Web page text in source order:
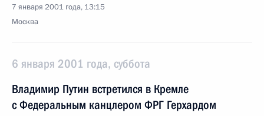
7 января 2001 года, 13:15
Москва
6 января 2001 года, суббота
Владимир Путин встретился в Кремле
с Федеральным канцлером ФРГ Герхардом